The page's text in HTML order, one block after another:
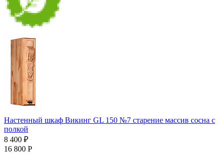
Настенный шкаф Викинг GL 150 №7 старение массив сосна с
полкой
8 400 ₽
16 800 Р